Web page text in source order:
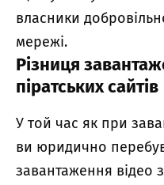
власники
мережі.
Різниця
піратських сайтів
У той час як при
ви юридично
завантаження відео